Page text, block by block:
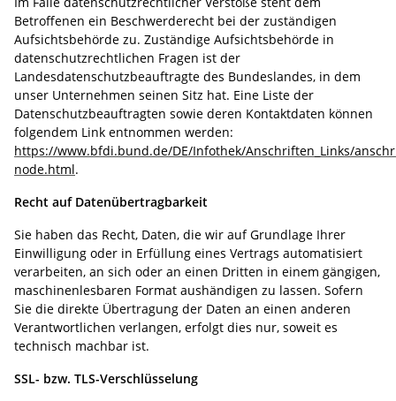
Betroffenen ein Beschwerderecht bei der zuständigen
Aufsichtsbehörde zu. Zuständige Aufsichtsbehörde in
datenschutzrechtlichen Fragen ist der
Landesdatenschutzbeauftragte des Bundeslandes, in dem
unser Unternehmen seinen Sitz hat. Eine Liste der
Datenschutzbeauftragten sowie deren Kontaktdaten können
folgendem Link entnommen werden:
https://www.bfdi.bund.de/DE/Infothek/Anschriften_Links/
node.html.
Recht auf Datenübertragbarkeit
Sie haben das Recht, Daten, die wir auf Grundlage Ihrer
Einwilligung oder in Erfüllung eines Vertrags automatisiert
verarbeiten, an sich oder an einen Dritten in einem gängigen,
maschinenlesbaren Format aushändigen zu lassen. Sofern
Sie die direkte Übertragung der Daten an einen anderen
Verantwortlichen verlangen, erfolgt dies nur, soweit es
technisch machbar ist.
SSL- bzw. TLS-Verschlüsselung